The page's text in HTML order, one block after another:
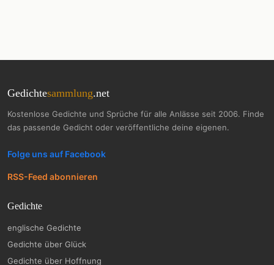
Gedichtesammlung.net
Kostenlose Gedichte und Sprüche für alle Anlässe seit 2006. Finde
das passende Gedicht oder veröffentliche deine eigenen.
Folge uns auf Facebook
RSS-Feed abonnieren
Gedichte
englische Gedichte
Gedichte über Glück
Gedichte über Hoffnung